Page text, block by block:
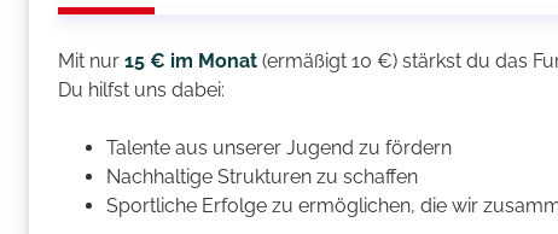
Mit nur 15 € im Monat (ermäßigt 10 €) stärkst du das
Du hilfst uns dabei:
Talente aus unserer Jugend zu fördern
Nachhaltige Strukturen zu schaffen
Sportliche Erfolge zu ermöglichen, die wir